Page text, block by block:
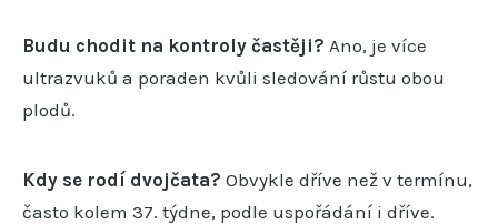
Budu chodit na kontroly častěji? Ano, je více
ultrazvuků a poraden kvůli sledování růstu obou
plodů.
Kdy se rodí dvojčata? Obvykle dříve než v termínu,
často kolem 37. týdne, podle uspořádání i dříve.